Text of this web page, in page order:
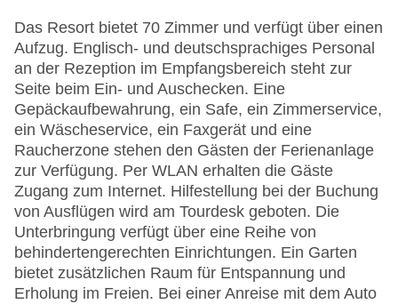
Das Resort bietet 70 Zimmer und verfügt über einen
Aufzug. Englisch- und deutschsprachiges Personal
an der Rezeption im Empfangsbereich steht zur
Seite beim Ein- und Auschecken. Eine
Gepäckaufbewahrung, ein Safe, ein Zimmerservice,
ein Wäscheservice, ein Faxgerät und eine
Raucherzone stehen den Gästen der Ferienanlage
zur Verfügung. Per WLAN erhalten die Gäste
Zugang zum Internet. Hilfestellung bei der Buchung
von Ausflügen wird am Tourdesk geboten. Die
Unterbringung verfügt über eine Reihe von
behindertengerechten Einrichtungen. Ein Garten
bietet zusätzlichen Raum für Entspannung und
Erholung im Freien. Bei einer Anreise mit dem Auto